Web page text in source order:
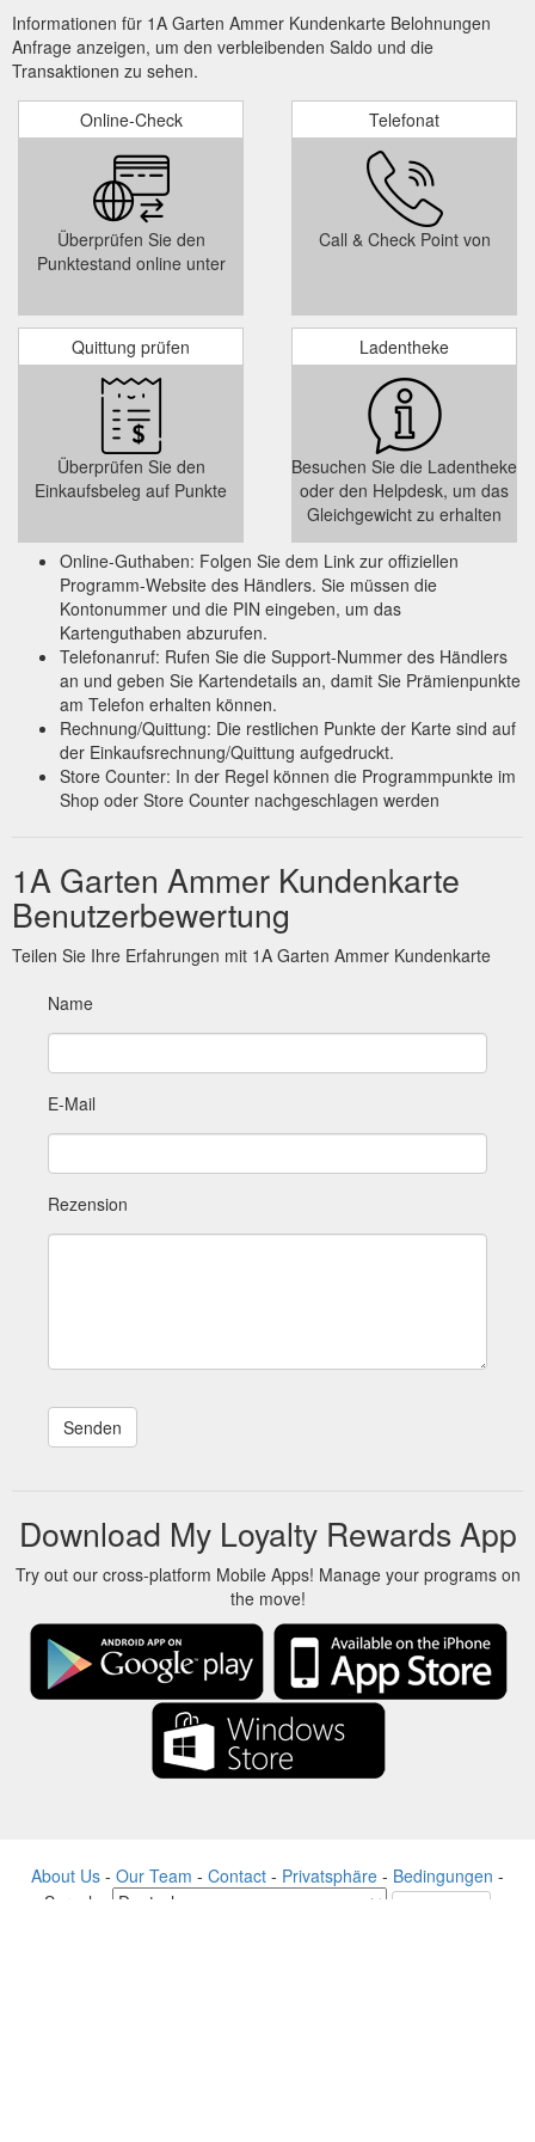
Mini-Karte, Grafik Werkstatt, Grußkarten - 1A Garten Ammer
Geschenk Gutschein Blumen . Wert: 25€ 25,00 € In den
Warenkorb . Zur Merkliste hinzufügen. Beschreibung; Deko-
Ideen; Sie können uns Ihren persönlichen Grußkartentext im
Bestellprozess unter Anmerkungen mitteilen. Ist kein Text
angegeben wird die Karte Originalverpackt
geliefert/bereitgestellt. Mehr erfahren . Eine Blume sagt mehr
als tausend Worte – die Sprache der Blumen. Viele ...
https://www.1a-garten-ammer.de/artikel/2023/glueckwunsch-
mini-karte
Gutschein liegen Sie immer richtig. Sie können auch eine
Grußkarte mit Wunschtext dazu bestellen. Wir liefern alles
zusammen als Geschenk aus. Übersicht - Gutscheine. Mehr
erfahren . Geschenk Gutschein Blumen. Gutschein zum
abholen im Geschäft oder Versand per Post. ab 10,00 € Zum
Artikel . Mehr erfahren . Geschenk Gutschein Dicentra.
Gutschein zum abholen im Geschäft oder ...
https://www.1a-
garten-ammer.de/1a-garten/1a-inspirationen/wir-sind-da---
trotz-lockdown
Zur Geburt - Doppelkarte - 1A Garten Ammer
Wert: 25€. 25,00 €.
In den Warenkorb. Zur Merkliste hinzufügen. Beschreibung.
Deko-Ideen. Sie können uns Ihren persönlichen
Grußkartentext im Bestellprozess unter Anmerkungen
mitteilen. Ist kein Text angegeben wird die Karte
Originalverpackt geliefert/bereitgestellt. Zur Geburt Von allen
Wundern dieser Welt ist ein Kind das größte.
https://www.1a-
garten-ammer.de/artikel/531/zur-geburt-doppelkarte
Valentinstag - Sag es mit Blumen - 1A Garten Ammer
Blumenstrauß, Pflanze oder Gutschein Wir wollen dass Sie
genau das Geschenk erhalten was Sie sich für Ihren Partner
erstellen Ihnen einen Gutschein den wir auch gerne
besonders verpacken mit Ihrem Wunschbetrag.
https://www.1a-garten-ammer.de/aktuelles/valentinstag
Informationen für 1A Garten Ammer Kundenkarte Belohnungen
Anfrage anzeigen, um den verbleibenden Saldo und die
Transaktionen zu sehen.
Online-Check
Überprüfen Sie den
Punktestand online unter
Telefonat
Call & Check Point von
Quittung prüfen
Überprüfen Sie den
Einkaufsbeleg auf Punkte
Ladentheke
Besuchen Sie die Ladentheke
oder den Helpdesk, um das
Gleichgewicht zu erhalten
Online-Guthaben: Folgen Sie dem Link zur offiziellen
Programm-Website des Händlers. Sie müssen die
Kontonummer und die PIN eingeben, um das
Kartenguthaben abzurufen.
Telefonanruf: Rufen Sie die Support-Nummer des Händlers
an und geben Sie Kartendetails an, damit Sie Prämienpunkte
am Telefon erhalten können.
Rechnung/Quittung: Die restlichen Punkte der Karte sind auf
der Einkaufsrechnung/Quittung aufgedruckt.
Store Counter: In der Regel können die Programmpunkte im
Shop oder Store Counter nachgeschlagen werden
1A Garten Ammer Kundenkarte
Benutzerbewertung
Teilen Sie Ihre Erfahrungen mit 1A Garten Ammer Kundenkarte
Name
E-Mail
Rezension
Download My Loyalty Rewards App
Try out our cross-platform Mobile Apps! Manage your programs on
the move!
About Us - Our Team - Contact - Privatsphäre - Bedingungen -
Sprache